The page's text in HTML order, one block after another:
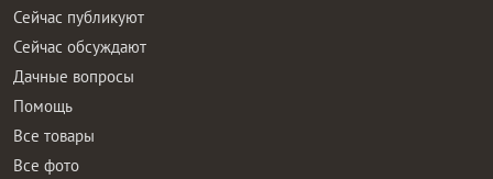
Сейчас публикуют
Сейчас обсуждают
Дачные вопросы
Помощь
Все товары
Все фото